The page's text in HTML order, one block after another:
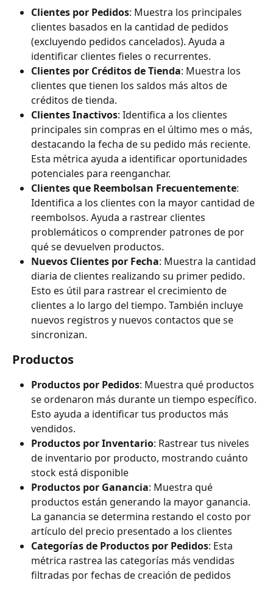
Clientes por Pedidos: Muestra los principales
clientes basados en la cantidad de pedidos
(excluyendo pedidos cancelados). Ayuda a
identificar clientes fieles o recurrentes.
Clientes por Créditos de Tienda: Muestra los
clientes que tienen los saldos más altos de
créditos de tienda.
Clientes Inactivos: Identifica a los clientes
principales sin compras en el último mes o más,
destacando la fecha de su pedido más reciente.
Esta métrica ayuda a identificar oportunidades
potenciales para reenganchar.
Clientes que Reembolsan Frecuentemente:
Identifica a los clientes con la mayor cantidad de
reembolsos. Ayuda a rastrear clientes
problemáticos o comprender patrones de por
qué se devuelven productos.
Nuevos Clientes por Fecha: Muestra la cantidad
diaria de clientes realizando su primer pedido.
Esto es útil para rastrear el crecimiento de
clientes a lo largo del tiempo. También incluye
nuevos registros y nuevos contactos que se
sincronizan.
Productos
Productos por Pedidos: Muestra qué productos
se ordenaron más durante un tiempo específico.
Esto ayuda a identificar tus productos más
vendidos.
Productos por Inventario: Rastrear tus niveles
de inventario por producto, mostrando cuánto
stock está disponible
Productos por Ganancia: Muestra qué
productos están generando la mayor ganancia.
La ganancia se determina restando el costo por
artículo del precio presentado a los clientes
Categorías de Productos por Pedidos: Esta
métrica rastrea las categorías más vendidas
filtradas por fechas de creación de pedidos